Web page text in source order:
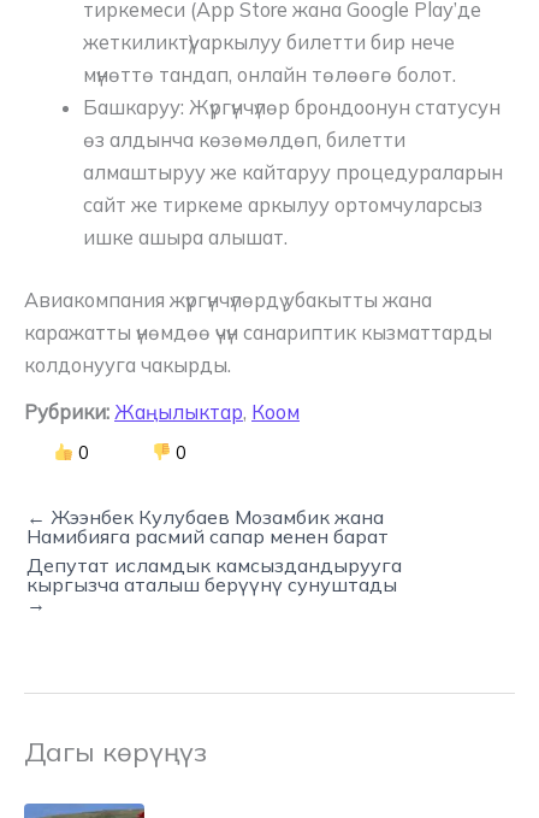
тиркемеси (App Store жана Google Play’де
жеткиликтүү) аркылуу билетти бир нече
мүнөттө тандап, онлайн төлөөгө болот.
Башкаруу: Жүргүнчүлөр брондоонун статусун
өз алдынча көзөмөлдөп, билетти
алмаштыруу же кайтаруу процедураларын
сайт же тиркеме аркылуу ортомчуларсыз
ишке ашыра алышат.
Авиакомпания жүргүнчүлөрдү убакытты жана
каражатты үнөмдөө үчүн санариптик кызматтарды
колдонууга чакырды.
Рубрики: Жаңылыктар, Коом
0 0
← Жээнбек Кулубаев Мозамбик жана
Намибияга расмий сапар менен барат
Депутат исламдык камсыздандырууга
кыргызча аталыш берүүнү сунуштады
→
Дагы көрүңүз